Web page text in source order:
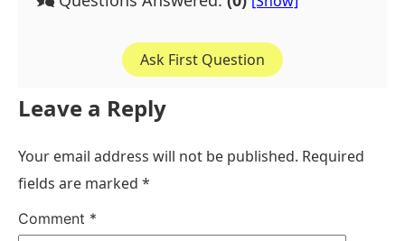
Ask First Question
Leave a Reply
Your email address will not be published. Required
fields are marked *
Comment *